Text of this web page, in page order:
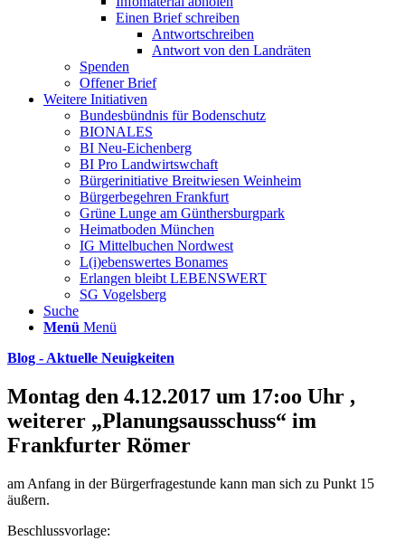
Einen Brief schreiben
Antwortschreiben
Antwort von den Landräten
Spenden
Offener Brief
Weitere Initiativen
Bundesbündnis für Bodenschutz
BIONALES
BI Neu-Eichenberg
BI Pro Landwirtswchaft
Bürgerinitiative Breitwiesen Weinheim
Bürgerbegehren Frankfurt
Grüne Lunge am Günthersburgpark
Heimatboden München
IG Mittelbuchen Nordwest
L(i)ebenswertes Bonames
Erlangen bleibt LEBENSWERT
SG Vogelsberg
Suche
Menü Menü
Blog - Aktuelle Neuigkeiten
Montag den 4.12.2017 um 17:oo Uhr ,
weiterer „Planungsausschuss“ im
Frankfurter Römer
am Anfang in der Bürgerfragestunde kann man sich zu Punkt 15
äußern.
Beschlussvorlage: